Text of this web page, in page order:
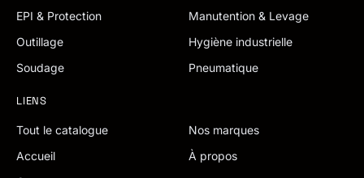
EPI & Protection
Manutention & Levage
Outillage
Hygiène industrielle
Soudage
Pneumatique
LIENS
Tout le catalogue
Nos marques
Accueil
À propos